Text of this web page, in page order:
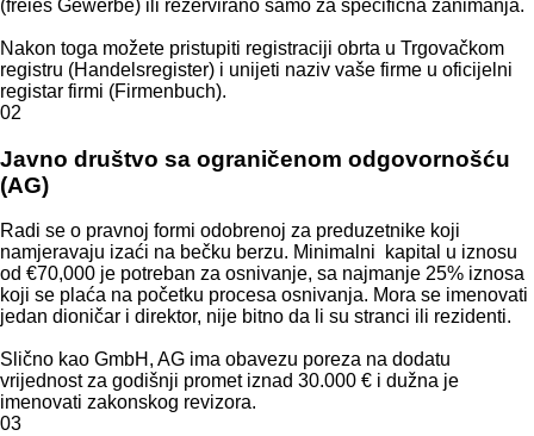
(freies Gewerbe) ili rezervirano samo za specifična zanimanja.
Nakon toga možete pristupiti registraciji obrta u Trgovačkom
registru (Handelsregister) i unijeti naziv vaše firme u oficijelni
registar firmi (Firmenbuch).
02
Javno društvo sa ograničenom odgovornošću
(AG)
Radi se o pravnoj formi odobrenoj za preduzetnike koji
namjeravaju izaći na bečku berzu. Minimalni kapital u iznosu
od €70,000 je potreban za osnivanje, sa najmanje 25% iznosa
koji se plaća na početku procesa osnivanja. Mora se imenovati
jedan dioničar i direktor, nije bitno da li su stranci ili rezidenti.
Slično kao GmbH, AG ima obavezu poreza na dodatu
vrijednost za godišnji promet iznad 30.000 € i dužna je
imenovati zakonskog revizora.
03